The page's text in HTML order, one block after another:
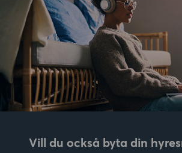
Vill du också byta din